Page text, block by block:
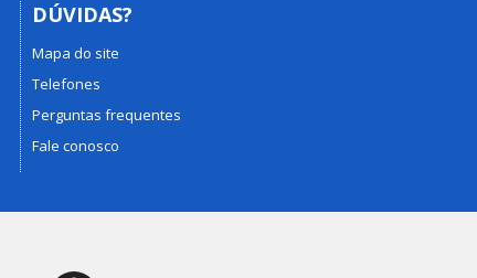
DÚVIDAS?
Mapa do site
Telefones
Perguntas frequentes
Fale conosco